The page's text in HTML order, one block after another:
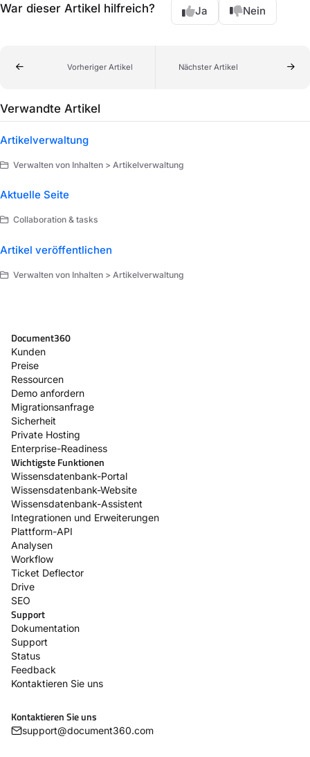
War dieser Artikel hilfreich? Ja Nein
Vorheriger Artikel Nächster Artikel
Verwandte Artikel
Artikelverwaltung
Verwalten von Inhalten > Artikelverwaltung
Aktuelle Seite
Collaboration & tasks
Artikel veröffentlichen
Verwalten von Inhalten > Artikelverwaltung
Document360
Kunden
Preise
Ressourcen
Demo anfordern
Migrationsanfrage
Sicherheit
Private Hosting
Enterprise-Readiness
Wichtigste Funktionen
Wissensdatenbank-Portal
Wissensdatenbank-Website
Wissensdatenbank-Assistent
Integrationen und Erweiterungen
Plattform-API
Analysen
Workflow
Ticket Deflector
Drive
SEO
Support
Dokumentation
Support
Status
Feedback
Kontaktieren Sie uns
Kontaktieren Sie uns
support@document360.com